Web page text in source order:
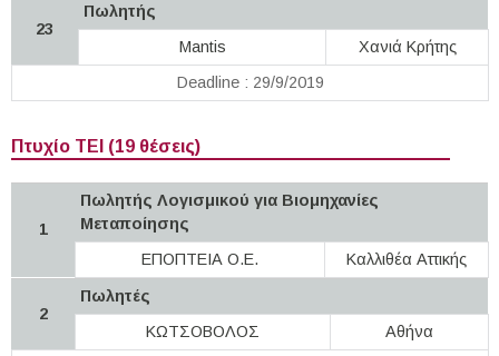
23
Πωλητής
Mantis
Χανιά Κρήτης
Deadline : 29/9/2019
Πτυχίο ΤΕΙ (19 θέσεις)
1
Πωλητής Λογισμικού για Βιομηχανίες
Μεταποίησης
ΕΠΟΠΤΕΙΑ Ο.Ε.
Καλλιθέα Αττικής
2
Πωλητές
ΚΩΤΣΟΒΟΛΟΣ
Αθήνα